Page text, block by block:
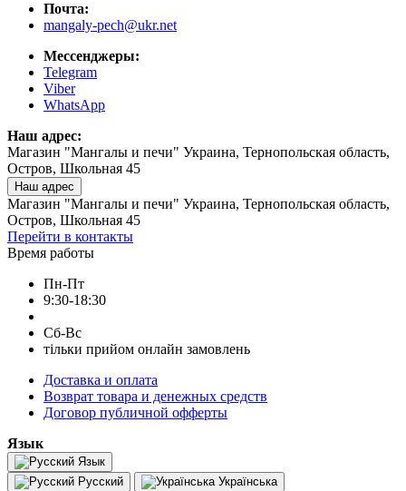
Почта:
mangaly-pech@ukr.net
Мессенджеры:
Telegram
Viber
WhatsApp
Наш адрес:
Магазин "Мангалы и печи" Украина, Тернопольская область,
Остров, Школьная 45
Наш адрес
Магазин "Мангалы и печи" Украина, Тернопольская область,
Остров, Школьная 45
Перейти в контакты
Время работы
Пн-Пт
9:30-18:30
Сб-Вс
тільки прийом онлайн замовлень
Доставка и оплата
Возврат товара и денежных средств
Договор публичной офферты
Язык
Язык
Русский
Українська